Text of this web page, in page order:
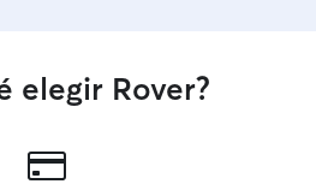
elegir Rover?